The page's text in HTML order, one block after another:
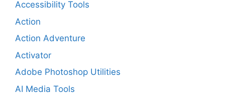
Accessibility Tools
Action
Action Adventure
Activator
Adobe Photoshop Utilities
AI Media Tools